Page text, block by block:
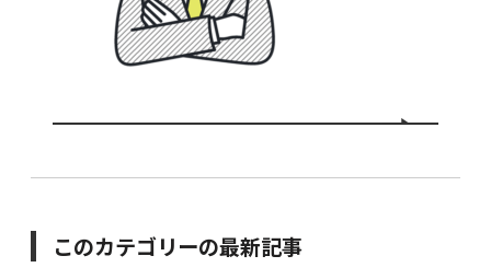
このカテゴリーの最新記事